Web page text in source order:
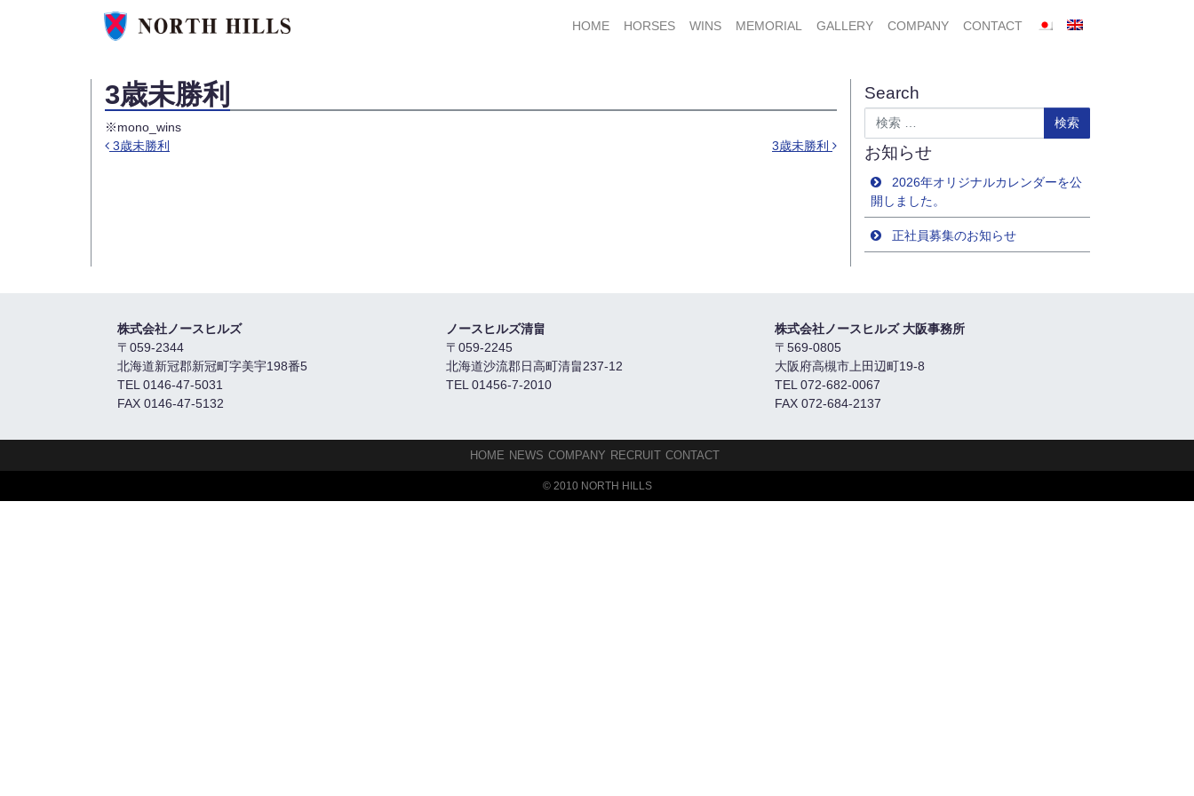
HOME
HORSES WINS MEMORIAL GALLERY COMPANY CONTACT
3歳未勝利
※mono_wins
3歳未勝利 3歳未勝利
Search
検索
お知らせ
2026年オリジナルカレンダーを公
開しました。
正社員募集のお知らせ
株式会社ノースヒルズ
〒059-2344
北海道新冠郡新冠町字美宇198番5
TEL 0146-47-5031
FAX 0146-47-5132
ノースヒルズ清畠
〒059-2245
北海道沙流郡日高町清畠237-12
TEL 01456-7-2010
株式会社ノースヒルズ 大阪事務所
〒569-0805
大阪府高槻市上田辺町19-8
TEL 072-682-0067
FAX 072-684-2137
HOME NEWS COMPANY RECRUIT CONTACT
© 2010 NORTH HILLS